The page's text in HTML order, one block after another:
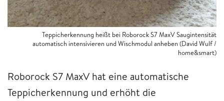
Teppicherkennung heißt bei Roborock S7 MaxV Saugintensität
automatisch intensivieren und Wischmodul anheben (David Wulf /
home&smart)
Roborock S7 MaxV hat eine automatische
Teppicherkennung und erhöht die